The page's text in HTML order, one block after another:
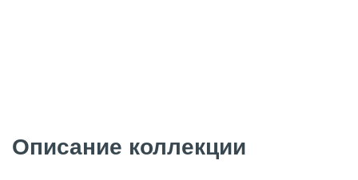
Описание коллекции